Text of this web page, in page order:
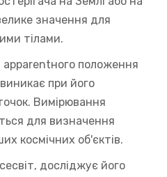
значення для
тілами.
apparentного положення
при його
Вимірювання
для визначення
космічних об'єктів.
досліджує його